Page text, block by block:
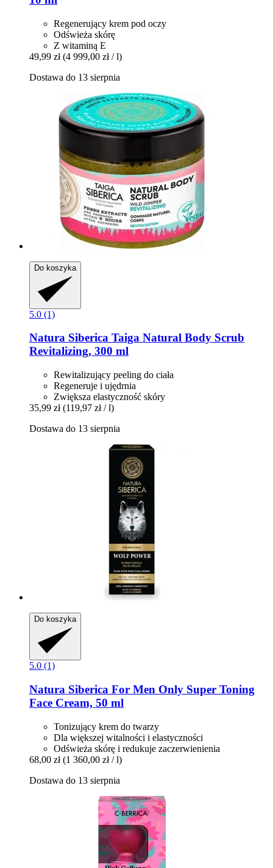
Regenerujący krem pod oczy
Odświeża skórę
Z witaminą E
49,99 zł (4 999,00 zł / l)
Dostawa do 13 sierpnia
Do koszyka
5.0 (1)
Natura Siberica Taiga Natural Body Scrub
Revitalizing, 300 ml
Rewitalizujący peeling do ciała
Regeneruje i ujędrnia
Zwiększa elastyczność skóry
35,99 zł (119,97 zł / l)
Dostawa do 13 sierpnia
Do koszyka
5.0 (1)
Natura Siberica For Men Only Super Toning
Face Cream, 50 ml
Tonizujący krem do twarzy
Dla większej witalności i elastyczności
Odświeża skórę i redukuje zaczerwienienia
68,00 zł (1 360,00 zł / l)
Dostawa do 13 sierpnia